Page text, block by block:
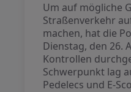
Um auf mögliche
Straßenverkehr
machen, hat die
Dienstag, den 26.
Kontrollen
Schwerpunkt lag
Pedelecs und E-